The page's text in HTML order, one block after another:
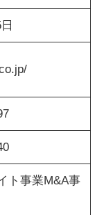
ト事業M&A事